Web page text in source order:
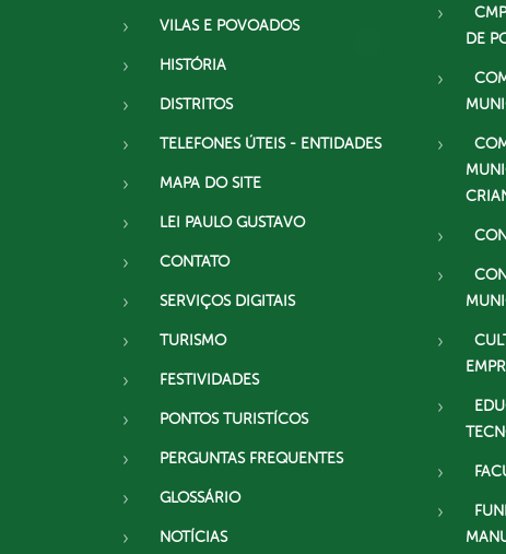
VILAS E POVOADOS
HISTÓRIA
DISTRITOS
TELEFONES ÚTEIS - ENTIDADES
MAPA DO SITE
LEI PAULO GUSTAVO
CONTATO
SERVIÇOS DIGITAIS
TURISMO
FESTIVIDADES
PONTOS TURISTÍCOS
PERGUNTAS FREQUENTES
GLOSSÁRIO
NOTÍCIAS
DE